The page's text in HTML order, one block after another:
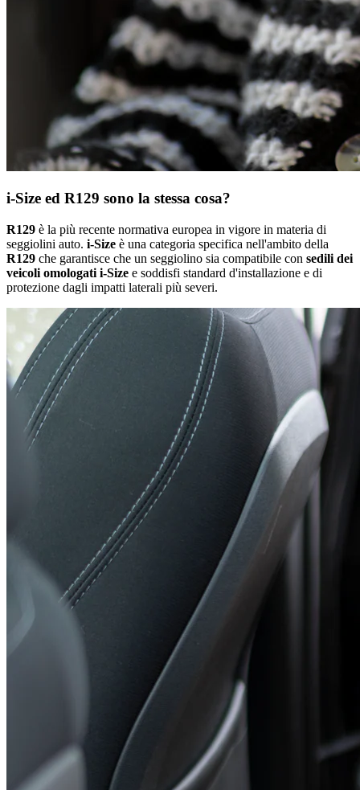
i-Size ed R129 sono la stessa cosa?
R129 è la più recente normativa europea in vigore in materia di
seggiolini auto. i-Size è una categoria specifica nell'ambito della
R129 che garantisce che un seggiolino sia compatibile con sedili dei
veicoli omologati i-Size e soddisfi standard d'installazione e di
protezione dagli impatti laterali più severi.